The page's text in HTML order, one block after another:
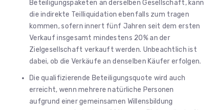
Beteiligungspaketen an derselben Gesellschaft, kann
die indirekte Teilliquidation ebenfalls zum tragen
kommen, sofern innert fünf Jahren seit dem ersten
Verkauf insgesamt mindestens 20% an der
Zielgesellschaft verkauft werden. Unbeachtlich ist
dabei, ob die Verkäufe an denselben Käufer erfolgen.
Die qualifizierende Beteiligungsquote wird auch
erreicht, wenn mehrere natürliche Personen
aufgrund einer gemeinsamen Willensbildung